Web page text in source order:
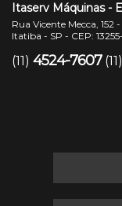
Itaserv Máquinas -
Rua Vicente Mecca, 152
Itatiba - SP - CEP:
(11) 4524-7607 (11)